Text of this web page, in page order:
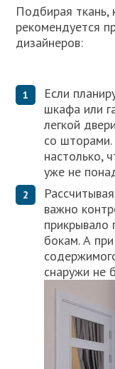
Подбирая
рекомендуется
дизайнеров:
Если
шкафа или
легкой
со шторами.
настолько,
уже не
важно
прикрывало
бокам. А
снаружи не